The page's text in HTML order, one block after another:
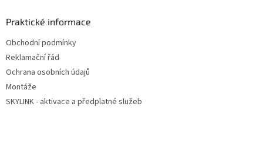
Praktické informace
Obchodní podmínky
Reklamační řád
Ochrana osobních údajů
Montáže
SKYLINK - aktivace a předplatné služeb